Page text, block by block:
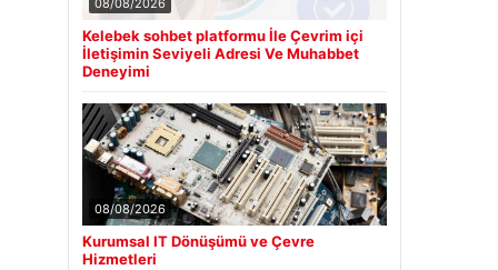
08/08/2026
Kelebek sohbet platformu İle Çevrim içi
İletişimin Seviyeli Adresi Ve Muhabbet
Deneyimi
08/08/2026
Kurumsal IT Dönüşümü ve Çevre
Hizmetleri